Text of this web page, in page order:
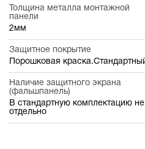
Толщина металла монтажной
панели
2мм
Защитное покрытие
Порошковая
Наличие защитного экрана
(фальшпанель)
В стандартную комплектацию
отдельно